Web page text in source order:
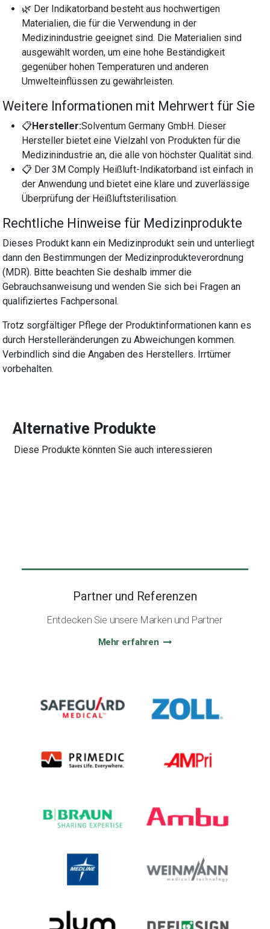
🌿 Der Indikatorband besteht aus hochwertigen
Materialien, die für die Verwendung in der
Medizinindustrie geeignet sind. Die Materialien sind
ausgewählt worden, um eine hohe Beständigkeit
gegenüber hohen Temperaturen und anderen
Umwelteinflüssen zu gewährleisten.
Weitere Informationen mit Mehrwert für Sie
📋Hersteller:Solventum Germany GmbH. Dieser
Hersteller bietet eine Vielzahl von Produkten für die
Medizinindustrie an, die alle von höchster Qualität sind.
📋 Der 3M Comply Heißluft-Indikatorband ist einfach in
der Anwendung und bietet eine klare und zuverlässige
Überprüfung der Heißluftsterilisation.
Rechtliche Hinweise für Medizinprodukte
Dieses Produkt kann ein Medizinprodukt sein und unterliegt
dann den Bestimmungen der Medizinprodukteverordnung
(MDR). Bitte beachten Sie deshalb immer die
Gebrauchsanweisung und wenden Sie sich bei Fragen an
qualifiziertes Fachpersonal.
Trotz sorgfältiger Pflege der Produktinformationen kann es
durch Herstelleränderungen zu Abweichungen kommen.
Verbindlich sind die Angaben des Herstellers. Irrtümer
vorbehalten.
Alternative Produkte
Diese Produkte könnten Sie auch interessieren
Partner und Referenzen
Entdecken Sie unsere Marken und Partner
Mehr erfahren